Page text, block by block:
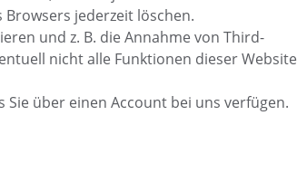
jederzeit löschen.
und z. B. die Annahme von Third-
nicht alle Funktionen dieser Website
über einen Account bei uns verfügen.